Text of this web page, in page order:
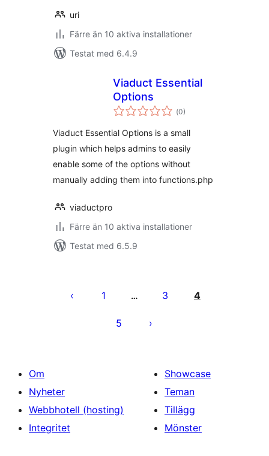
uri
Färre än 10 aktiva installationer
Testat med 6.4.9
Viaduct Essential
Options
(Totalt
antal
0)
Viaduct Essential Options is a small
plugin which helps admins to easily
enable some of the options without
manually adding them into functions.php
viaductpro
Färre än 10 aktiva installationer
Testat med 6.5.9
för
1 … 3 4
5
Om
Nyheter
Webbhotell (hosting)
Integritet
Showcase
Teman
Tillägg
Mönster